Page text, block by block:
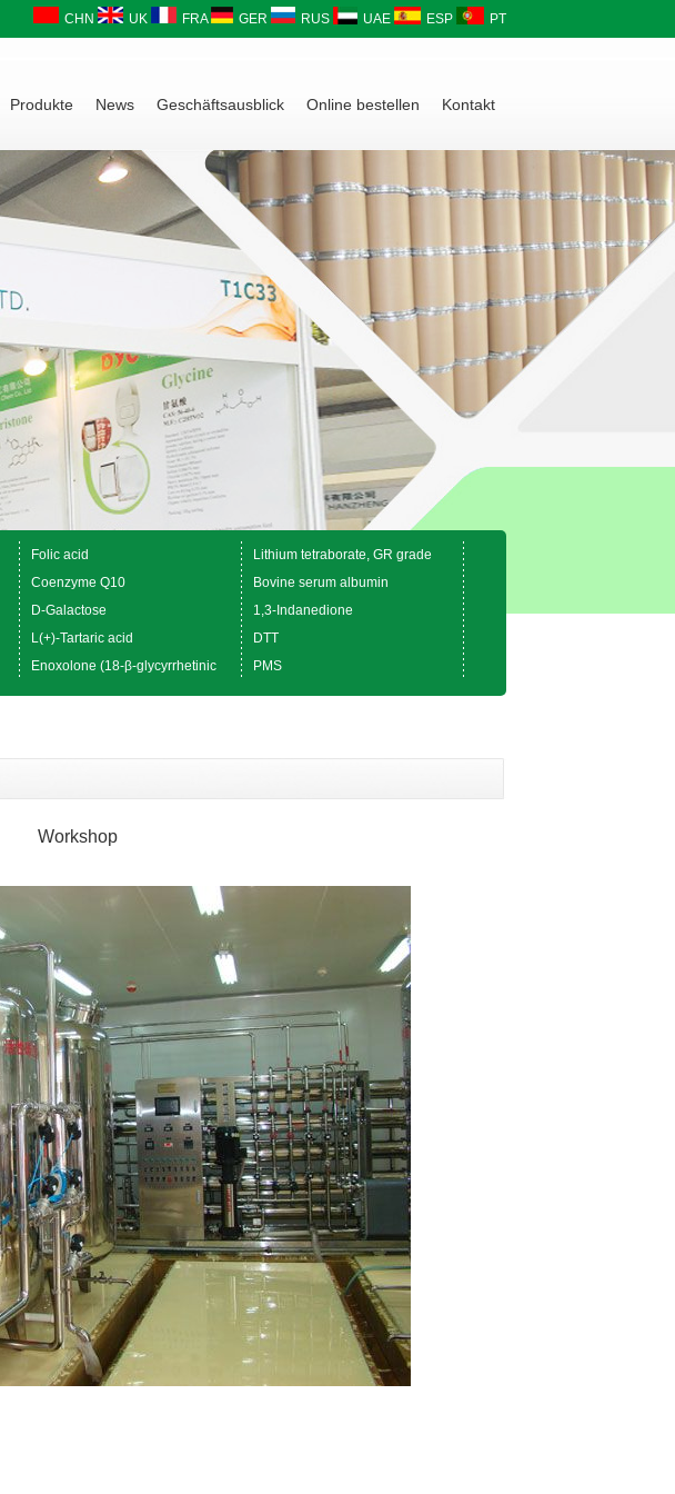
CHN UK FRA GER RUS UAE ESP PT
Produkte News Geschäftsausblick Online bestellen Kontakt
Folic acid
Lithium tetraborate, GR grade
Coenzyme Q10
Bovine serum albumin
D-Galactose
1,3-Indanedione
L(+)-Tartaric acid
DTT
Enoxolone (18-β-glycyrrhetinic PMS
Workshop